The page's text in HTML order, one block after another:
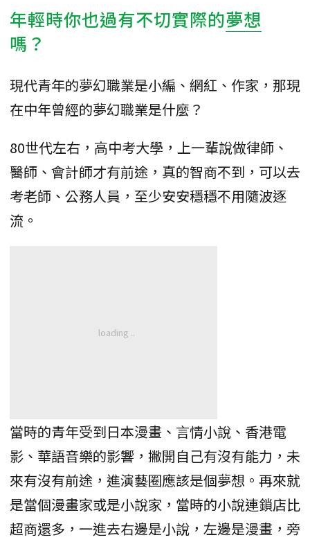
年輕時你也過有不切實際的夢想
嗎？
現代青年的夢幻職業是小編、網紅、作家，那現
在中年曾經的夢幻職業是什麼？
80世代左右，高中考大學，上一輩說做律師、
醫師、會計師才有前途，真的智商不到，可以去
考老師、公務人員，至少安安穩穩不用隨波逐
流。
當時的青年受到日本漫畫、言情小說、香港電
影、華語音樂的影響，撇開自己有沒有能力，未
來有沒有前途，進演藝圈應該是個夢想。再來就
是當個漫畫家或是小說家，當時的小說連鎖店比
超商還多，一進去右邊是小說，左邊是漫畫，旁